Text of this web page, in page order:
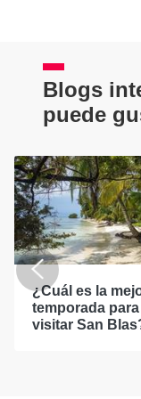
Blogs
puede
¿Cuál es la
temporada para
visitar San